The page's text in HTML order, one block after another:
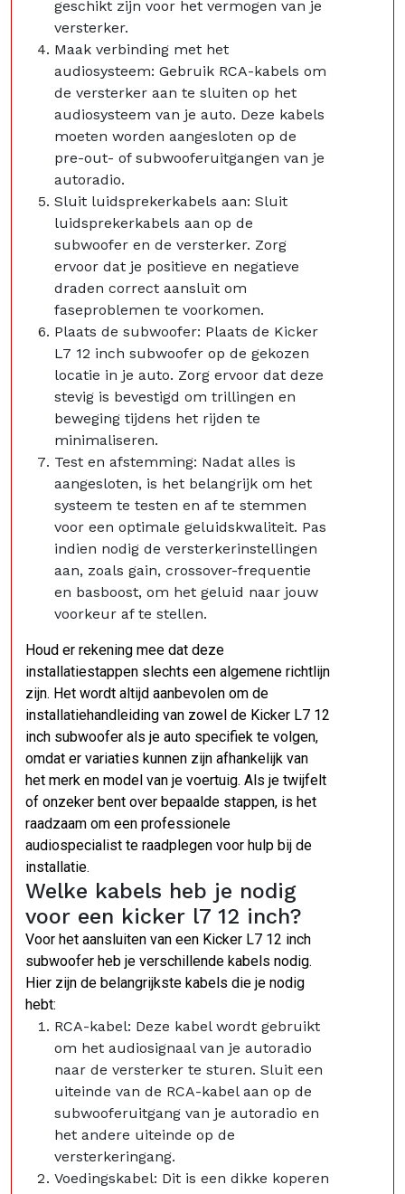
geschikt zijn voor het vermogen van je
versterker.
Maak verbinding met het
audiosysteem: Gebruik RCA-kabels om
de versterker aan te sluiten op het
audiosysteem van je auto. Deze kabels
moeten worden aangesloten op de
pre-out- of subwooferuitgangen van je
autoradio.
Sluit luidsprekerkabels aan: Sluit
luidsprekerkabels aan op de
subwoofer en de versterker. Zorg
ervoor dat je positieve en negatieve
draden correct aansluit om
faseproblemen te voorkomen.
Plaats de subwoofer: Plaats de Kicker
L7 12 inch subwoofer op de gekozen
locatie in je auto. Zorg ervoor dat deze
stevig is bevestigd om trillingen en
beweging tijdens het rijden te
minimaliseren.
Test en afstemming: Nadat alles is
aangesloten, is het belangrijk om het
systeem te testen en af te stemmen
voor een optimale geluidskwaliteit. Pas
indien nodig de versterkerinstellingen
aan, zoals gain, crossover-frequentie
en basboost, om het geluid naar jouw
voorkeur af te stellen.
Houd er rekening mee dat deze
installatiestappen slechts een algemene richtlijn
zijn. Het wordt altijd aanbevolen om de
installatiehandleiding van zowel de Kicker L7 12
inch subwoofer als je auto specifiek te volgen,
omdat er variaties kunnen zijn afhankelijk van
het merk en model van je voertuig. Als je twijfelt
of onzeker bent over bepaalde stappen, is het
raadzaam om een professionele
audiospecialist te raadplegen voor hulp bij de
installatie.
Welke kabels heb je nodig
voor een kicker l7 12 inch?
Voor het aansluiten van een Kicker L7 12 inch
subwoofer heb je verschillende kabels nodig.
Hier zijn de belangrijkste kabels die je nodig
hebt:
RCA-kabel: Deze kabel wordt gebruikt
om het audiosignaal van je autoradio
naar de versterker te sturen. Sluit een
uiteinde van de RCA-kabel aan op de
subwooferuitgang van je autoradio en
het andere uiteinde op de
versterkeringang.
Voedingskabel: Dit is een dikke koperen